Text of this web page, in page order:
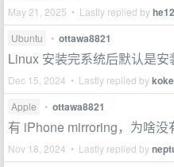
May 21, 2025 • Lastly replied by
Ubuntu • ottawa8821
Linux 安装完系统后默认是安
Dec 15, 2024 • Lastly replied by
Apple • ottawa8821
有 iPhone mirroring，为啥没
Nov 18, 2024 • Lastly replied by